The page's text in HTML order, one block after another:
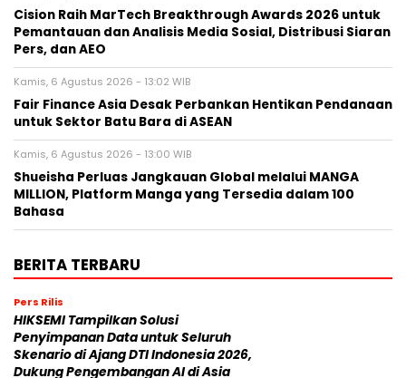
Cision Raih MarTech Breakthrough Awards 2026 untuk
Pemantauan dan Analisis Media Sosial, Distribusi Siaran
Pers, dan AEO
Kamis, 6 Agustus 2026 - 13:02 WIB
Fair Finance Asia Desak Perbankan Hentikan Pendanaan
untuk Sektor Batu Bara di ASEAN
Kamis, 6 Agustus 2026 - 13:00 WIB
Shueisha Perluas Jangkauan Global melalui MANGA
MILLION, Platform Manga yang Tersedia dalam 100
Bahasa
BERITA TERBARU
Pers Rilis
HIKSEMI Tampilkan Solusi
Penyimpanan Data untuk Seluruh
Skenario di Ajang DTI Indonesia 2026,
Dukung Pengembangan AI di Asia